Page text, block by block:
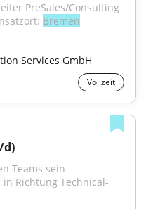
PreSales/Consulting
Bremen
Services GmbH
Vollzeit
d)
Teams sein -
Richtung Technical-